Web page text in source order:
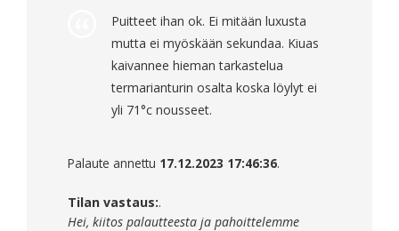
Puitteet ihan ok. Ei mitään luxusta
mutta ei myöskään sekundaa. Kiuas
kaivannee hieman tarkastelua
termarianturin osalta koska löylyt ei
yli 71°c nousseet.
Palaute annettu 17.12.2023 17:46:36.
Tilan vastaus:.
Hei, kiitos palautteesta ja pahoittelemme